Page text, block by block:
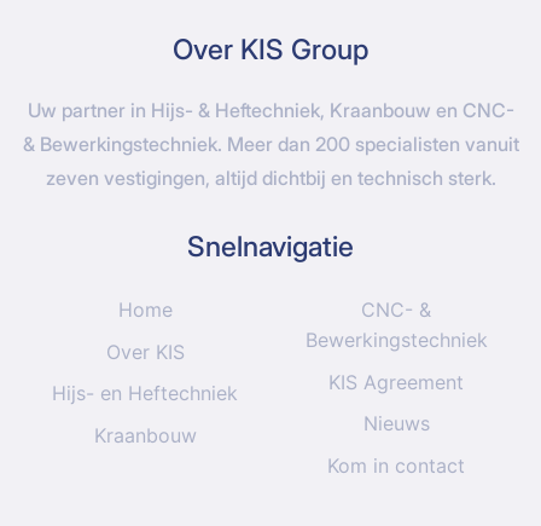
Over KIS Group
Uw partner in Hijs- & Heftechniek, Kraanbouw en CNC-
& Bewerkingstechniek. Meer dan 200 specialisten vanuit
zeven vestigingen, altijd dichtbij en technisch sterk.
Snelnavigatie
Home
Over KIS
Hijs- en Heftechniek
Kraanbouw
CNC- &
Bewerkingstechniek
KIS Agreement
Nieuws
Kom in contact